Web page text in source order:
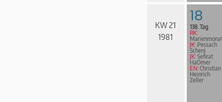
KW 21
1981
18
138. Tag
RK:
JK: Pessach
Scheni
JK: Sefirat
HaOmer
EN: Christian
Heinrich
Zeller